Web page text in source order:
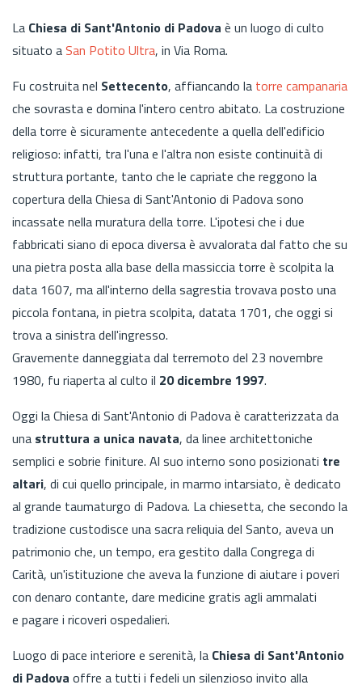
La Chiesa di Sant'Antonio di Padova è un luogo di culto
situato aSan Potito Ultra, in Via Roma.
Fu costruita nel Settecento, affiancando la torre campanaria
che sovrasta e domina l'intero centro abitato. La costruzione
della torre è sicuramente antecedente a quella dell'edificio
religioso: infatti, tra l'una e l'altra non esiste continuità di
struttura portante, tanto che le capriate che reggono la
copertura della Chiesa di Sant'Antonio di Padova sono
incassate nella muratura della torre. L'ipotesi che i due
fabbricati siano di epoca diversa è avvalorata dal fatto che su
una pietra posta alla base della massiccia torre è scolpita la
data 1607, ma all'interno della sagrestia trovava posto una
piccola fontana, in pietra scolpita, datata 1701, che oggi si
trova a sinistra dell'ingresso.
Gravemente danneggiata dal terremoto del 23 novembre
1980, fu riaperta al culto il 20 dicembre 1997.
Oggi la Chiesa di Sant'Antonio di Padova è caratterizzata da
una struttura a unica navata, da linee architettoniche
semplici e sobrie finiture. Al suo interno sono posizionati tre
altari, di cui quello principale, in marmo intarsiato, è dedicato
al grande taumaturgo di Padova. La chiesetta, che secondo la
tradizione custodisce una sacra reliquia del Santo, aveva un
patrimonio che, un tempo, era gestito dalla Congrega di
Carità, un'istituzione che aveva la funzione di aiutare i poveri
con denaro contante, dare medicine gratis agli ammalati
e pagare i ricoveri ospedalieri.
Luogo di pace interiore e serenità, la Chiesa di Sant'Antonio
di Padova offre a tutti i fedeli un silenzioso invito alla